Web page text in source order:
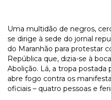
Uma multidão de negros,
se dirige à sede do jornal
do Maranhão para protestar
República que, dizia-se à
Abolição. Lá, a tropa postada
abre fogo contra os
oficiais – quatro pessoas e